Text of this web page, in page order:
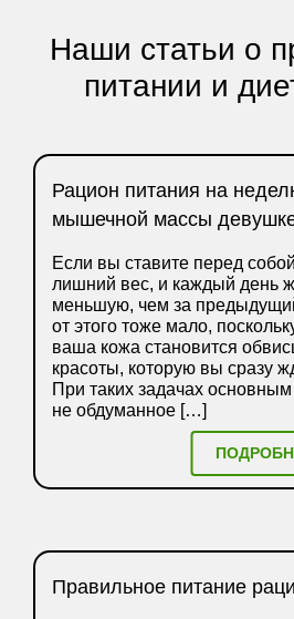
Наши статьи о
питании и
Рацион питания на
мышечной массы
Если вы ставите перед
лишний вес, и каждый день
меньшую, чем за
от этого тоже мало,
ваша кожа становится
красоты, которую вы сразу
При таких задачах
не обдуманное […]
Правильное питание